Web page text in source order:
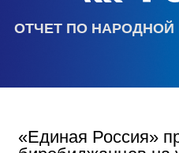
ОТЧЕТ ПО НАРОДНОЙ
«Единая Россия»